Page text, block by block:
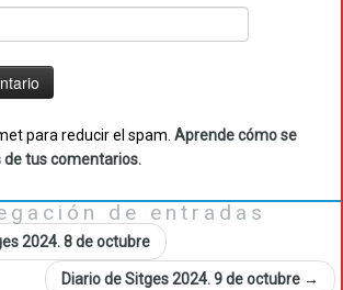
para reducir el spam. Aprende cómo se
tus comentarios.
de entradas
2024. 8 de octubre
Diario de Sitges 2024. 9 de octubre →